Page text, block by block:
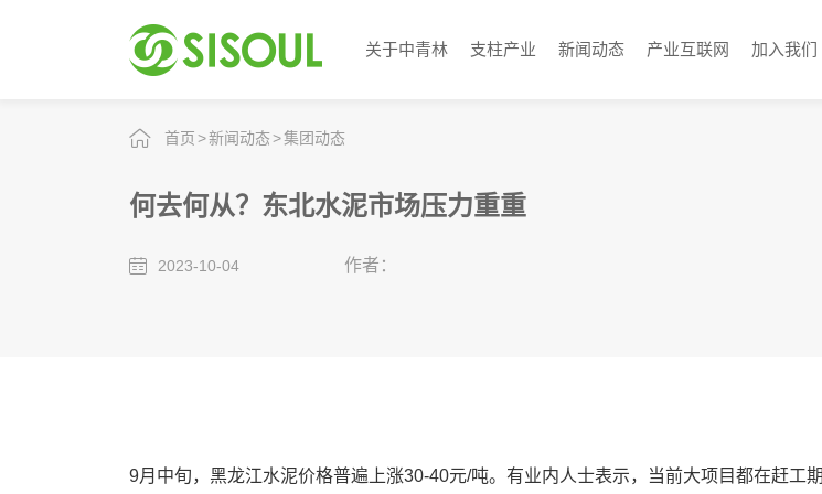
关于中青林 支柱产业 新闻动态 产业互联网 加入我们
首页 新闻动态 集团动态
何去何从？东北水泥市场压力重重
2023-10-04 作者：
9月中旬，黑龙江水泥价格普遍上涨30-40元/吨。有业内人士表示，当前大项目都在赶